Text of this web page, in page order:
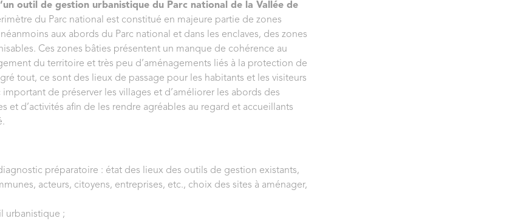
outil de gestion urbanistique du Parc national de la Vallée de
du Parc national est constitué en majeure partie de zones
aux abords du Parc national et dans les enclaves, des zones
Ces zones bâties présentent un manque de cohérence au
du territoire et très peu d’aménagements liés à la protection de
tout, ce sont des lieux de passage pour les habitants et les visiteurs
important de préserver les villages et d’améliorer les abords des
et d’activités afin de les rendre agréables au regard et accueillants
préparatoire : état des lieux des outils de gestion existants,
acteurs, citoyens, entreprises, etc., choix des sites à aménager,
urbanistique ;